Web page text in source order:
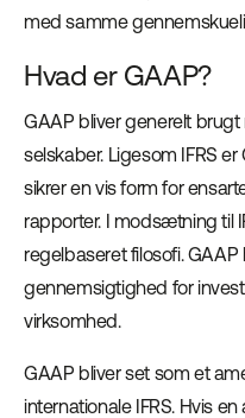
med samme
Hvad er GAAP?
GAAP bliver generelt
selskaber. Ligesom IFRS
sikrer en vis form for
rapporter. I modsætning til
regelbaseret filosofi.
gennemsigtighed for
virksomhed.
GAAP bliver set som et
internationale IFRS. Hvis